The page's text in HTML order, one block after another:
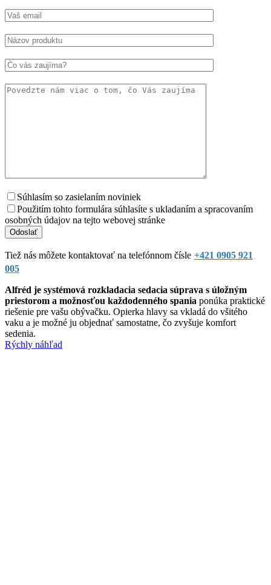
Súhlasím so zasielaním noviniek
Použitím tohto formulára súhlasíte s ukladaním a spracovaním
osobných údajov na tejto webovej stránke
Tiež nás môžete kontaktovať na telefónnom čísle +421 0905 921
005
Alfréd je systémová rozkladacia sedacia súprava s úložným
priestorom a možnosťou každodenného spania ponúka praktické
riešenie pre vašu obývačku. Opierka hlavy sa vkladá do všitého
vaku a je možné ju objednať samostatne, čo zvyšuje komfort
sedenia.
Rýchly náhľad